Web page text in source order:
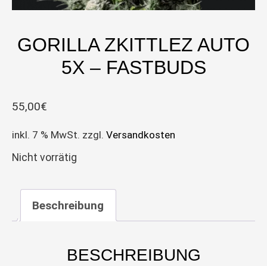
GORILLA ZKITTLEZ AUTO
5X – FASTBUDS
55,00€
inkl. 7 % MwSt. zzgl. Versandkosten
Nicht vorrätig
Beschreibung
BESCHREIBUNG